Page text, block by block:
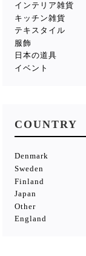
インテリア雑貨
キッチン雑貨
テキスタイル
服飾
日本の道具
イベント
COUNTRY
Denmark
Sweden
Finland
Japan
Other
England